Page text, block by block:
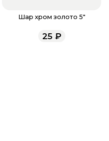
Шар хром золото 5"
25₽